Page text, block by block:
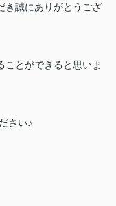
き誠にありがとうござ
ことができると思いま
さい♪